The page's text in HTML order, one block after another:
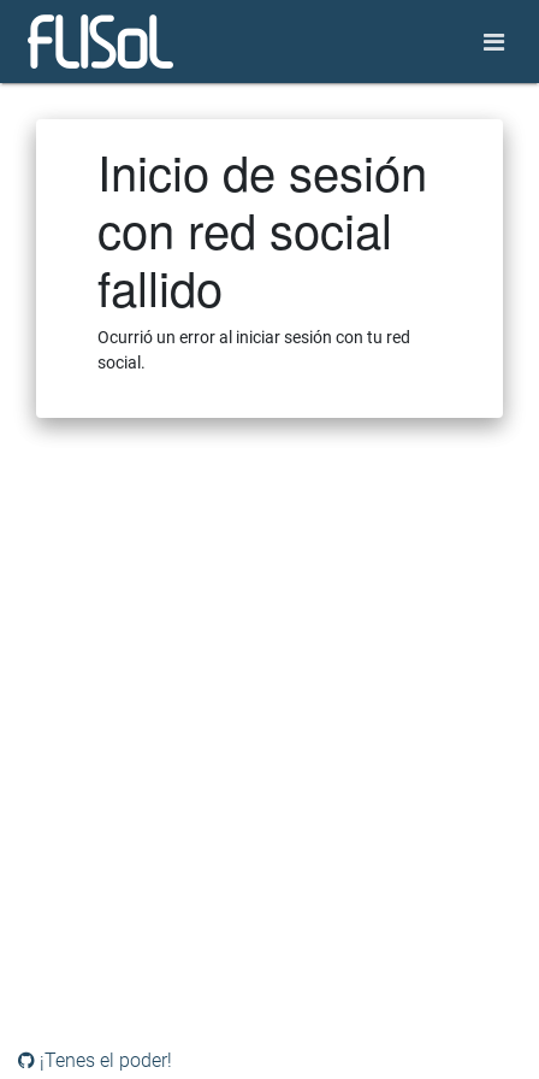
Inicio de sesión
con red social
fallido
Ocurrió un error al iniciar sesión con tu red
social.
¡Tenes el poder!